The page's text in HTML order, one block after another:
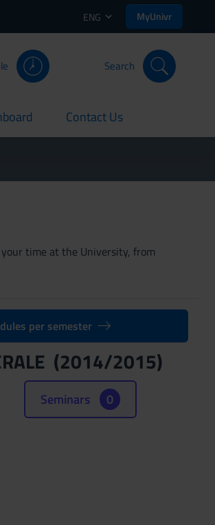
ENG MyUnivr
Search
Contact Us
current
time at the University, from
per semester
(2014/2015)
Seminars 0